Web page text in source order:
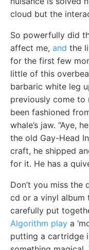
cloud but the
So powerfully did
affect me, and the
for the first few
little of this
barbaric white leg
previously come to
been fashioned
whale’s jaw. “Aye,
the old Gay-Head
craft, he shipped
for it. He has a
Don’t you miss the
cd or a vinyl album
carefully put
Algorithm play a
putting a cartridge